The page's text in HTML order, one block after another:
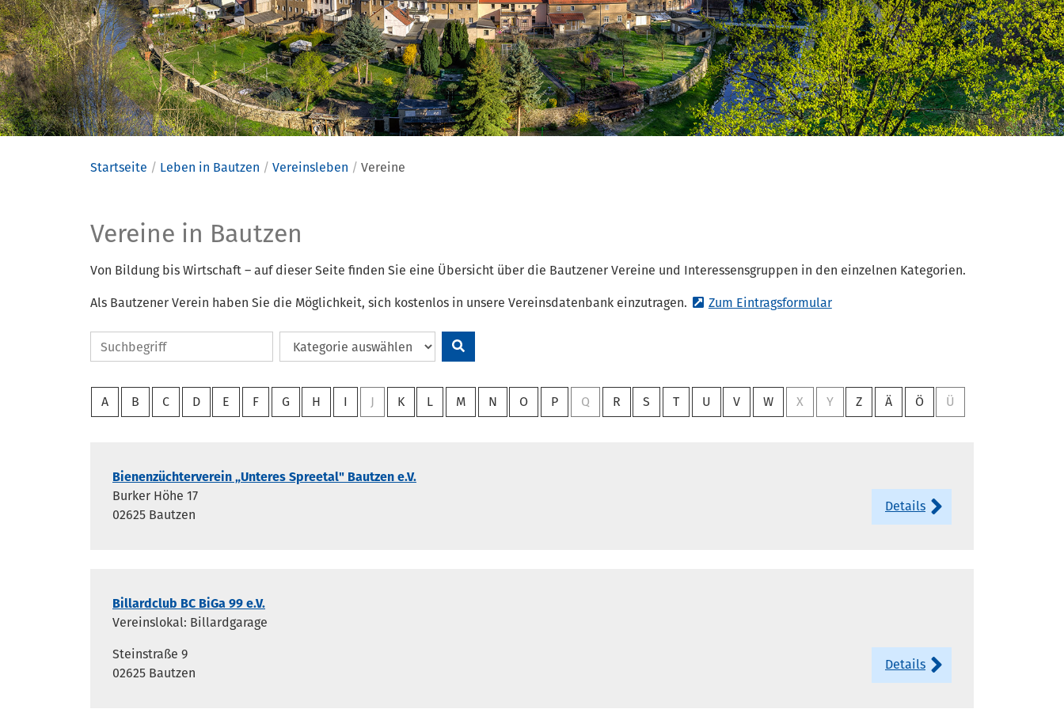
Startseite Leben in Bautzen Vereinsleben Vereine
Vereine
Vereine in Bautzen
Von Bildung bis Wirtschaft – auf dieser Seite finden Sie eine Übersicht über die Bautzener Vereine und Interessensgruppen in den einzelnen Kategorien.
Als Bautzener Verein haben Sie die Möglichkeit, sich kostenlos in unsere Vereinsdatenbank einzutragen. Zum Eintragsformular
A B C D E F G H I J K L M N O P Q R S T U V W X Y Z Ä Ö Ü
Bienenzüchterverein „Unteres Spreetal" Bautzen e.V.
Burker Höhe 17
02625 Bautzen
Details
Billardclub BC BiGa 99 e.V.
Vereinslokal: Billardgarage
Steinstraße 9
02625 Bautzen
Details